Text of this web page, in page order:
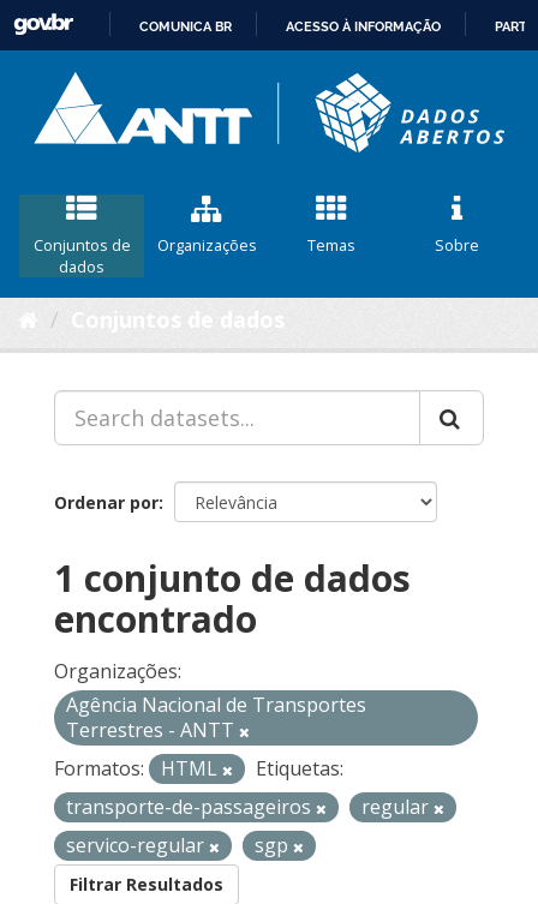
CONTEÚDO
COMUNICA BR ACESSO À INFORMAÇÃO
Conjuntos de
dados
Organizações Temas Sobre
Ordenar por
1 conjunto de dados
encontrado
Organizações:
Agência Nacional de Transportes
Terrestres - ANTT
Formatos:
HTML
Etiquetas:
transporte-de-passageiros
regular
servico-regular
sgp
Filtrar Resultados